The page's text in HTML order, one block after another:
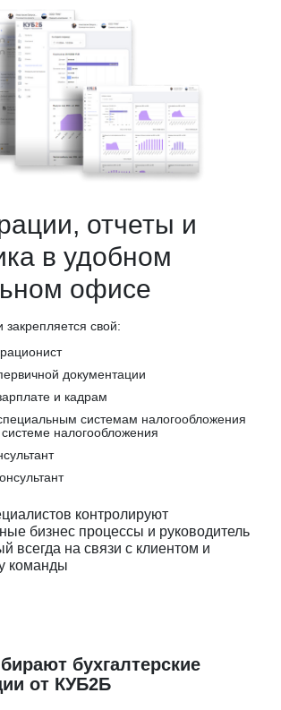
отчеты и
в удобном
офисе
свой:
документации
и кадрам
системам налогообложения
налогообложения
контролируют
бизнес процессы и руководитель
всегда на связи с клиентом и
команды
бухгалтерские
от КУБ2Б